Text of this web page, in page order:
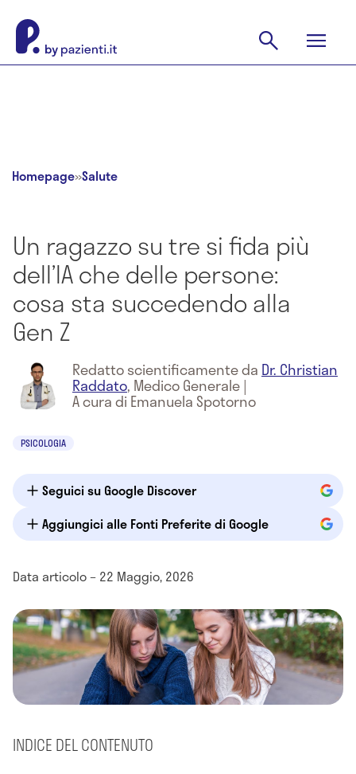
Homepage»Salute
Un ragazzo su tre si fida più
dell’IA che delle persone:
cosa sta succedendo alla
Gen Z
Redatto scientificamente da Dr. Christian
Raddato, Medico Generale|
A cura di Emanuela Spotorno
PSICOLOGIA
Seguici su Google Discover
Aggiungici alle Fonti Preferite di Google
Data articolo – 22 Maggio, 2026
INDICE DEL CONTENUTO